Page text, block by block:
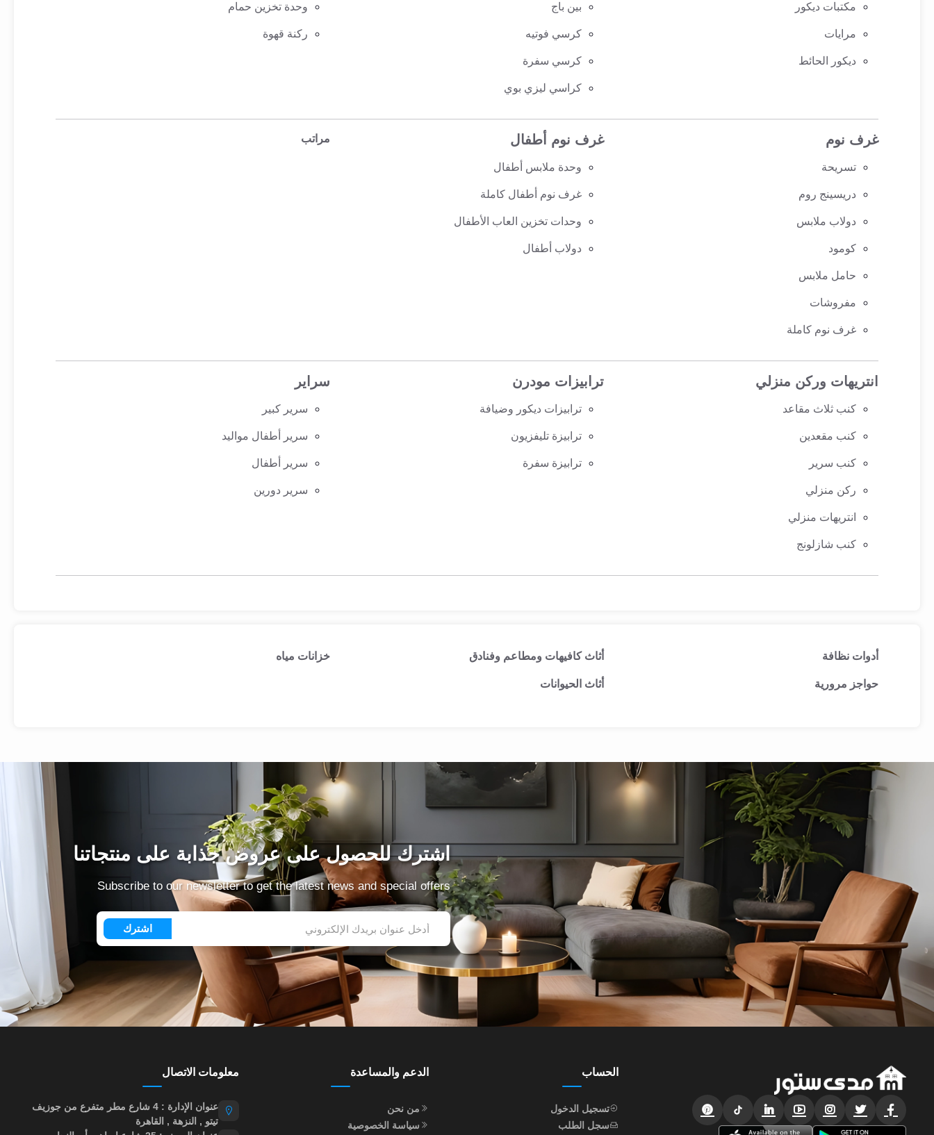
مكتبات ديكور
مرايات
ديكور الحائط
بين باج
كرسي فوتيه
كرسي سفرة
كراسي ليزي بوي
وحدة تخزين حمام
ركنة قهوة
غرف نوم
تسريحة
دريسينج روم
دولاب ملابس
كومود
حامل ملابس
مفروشات
غرف نوم كاملة
غرف نوم أطفال
وحدة ملابس أطفال
غرف نوم أطفال كاملة
وحدات تخزين العاب الأطفال
دولاب أطفال
مراتب
انتريهات وركن منزلي
كنب ثلاث مقاعد
كنب مقعدين
كنب سرير
ركن منزلي
انتريهات منزلي
كنب شازلونج
ترابيزات مودرن
ترابيزات ديكور وضيافة
ترابيزة تليفزيون
ترابيزة سفرة
سراير
سرير كبير
سرير أطفال مواليد
سرير أطفال
سرير دورين
أدوات نظافة أثاث كافيهات ومطاعم وفنادق خزانات مياه
حواجز مرورية أثاث الحيوانات
اشترك للحصول على عروض جذابة على منتجاتنا
Subscribe to our newsletter to get the latest news and special offers
اشترك
الحساب
تسجيل الدخول
سجل الطلب
الدعم والمساعدة
من نحن
سياسة الخصوصية
معلومات الاتصال
عنوان الإدارة : 4 شارع مطر متفرع من جوزيف
تيتو , النزهة , القاهرة